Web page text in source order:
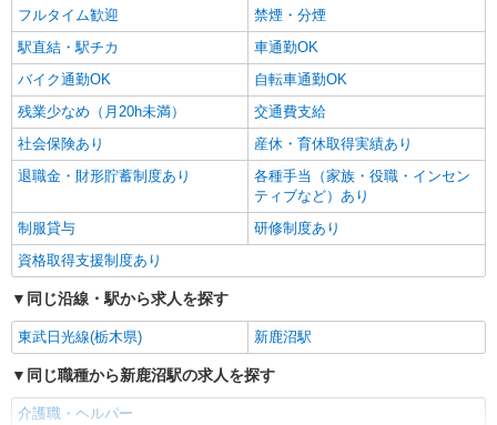
フルタイム歓迎
禁煙・分煙
駅直結・駅チカ
車通勤OK
バイク通勤OK
自転車通勤OK
残業少なめ（月20h未満）
交通費支給
社会保険あり
産休・育休取得実績あり
退職金・財形貯蓄制度あり
各種手当（家族・役職・インセン
ティブなど）あり
制服貸与
研修制度あり
資格取得支援制度あり
同じ沿線・駅から求人を探す
東武日光線(栃木県) 新鹿沼駅
同じ職種から新鹿沼駅の求人を探す
介護職・ヘルパー